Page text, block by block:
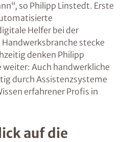
so Philipp Linstedt. Erste
Helfer bei der
stecke
denken Philipp
weiter: Auch handwerkliche
durch Assistenzsysteme
erfahrener Profis in
auf die